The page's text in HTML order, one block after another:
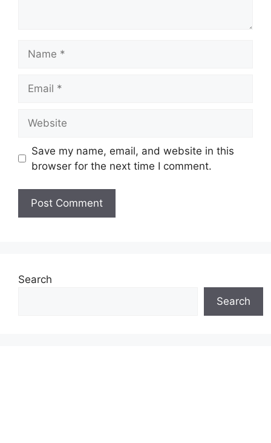
Save my name, email, and website in this
browser for the next time I comment.
Search
Search